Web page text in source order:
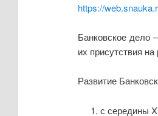
https://
Банковское дело
их присутствия
Развитие
с середины